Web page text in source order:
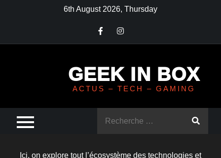
6th August 2026, Thursday
GEEK IN BOX
ACTUS – TECH – GAMING
Ici, on explore tout l’écosystème des technologies et